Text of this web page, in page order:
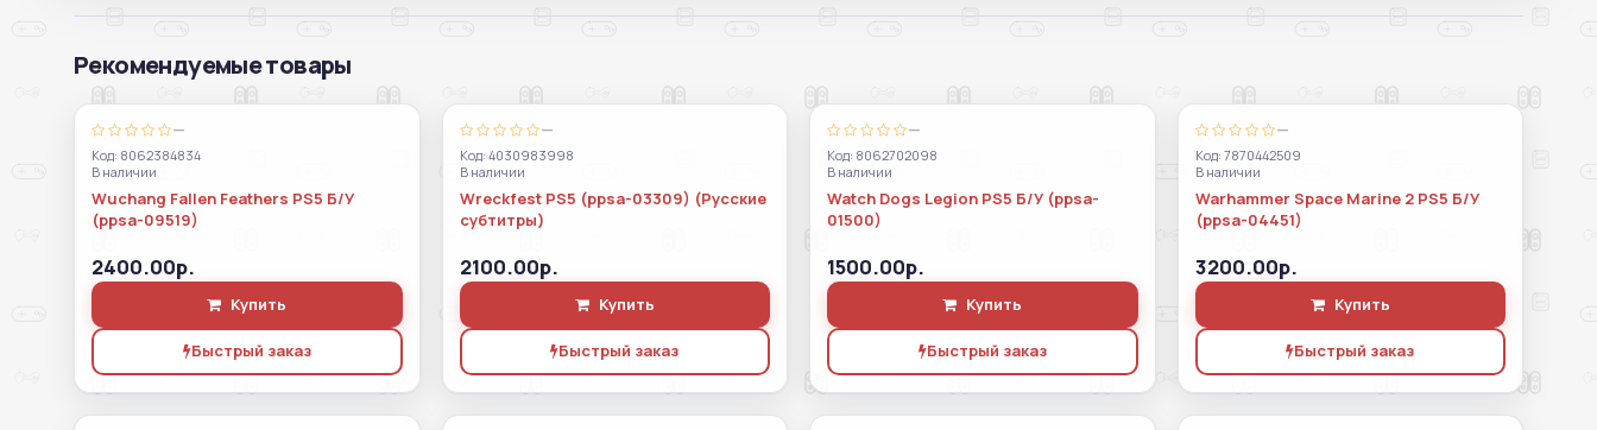
Рекомендуемые товары
—
Код: 8062384834
В наличии
Wuchang Fallen Feathers PS5 Б/У
(ppsa-09519)
2400.00р.
Купить
Быстрый заказ
—
Код: 4030983998
В наличии
Wreckfest PS5 (ppsa-03309) (Русские
субтитры)
2100.00р.
Купить
Быстрый заказ
—
Код: 8062702098
В наличии
Watch Dogs Legion PS5 Б/У (ppsa-
01500)
1500.00р.
Купить
Быстрый заказ
—
Код: 7870442509
В наличии
Warhammer Space Marine 2 PS5 Б/У
(ppsa-04451)
3200.00р.
Купить
Быстрый заказ